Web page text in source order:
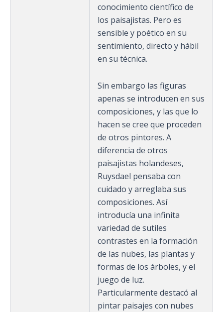
conocimiento científico de
los paisajistas. Pero es
sensible y poético en su
sentimiento, directo y hábil
en su técnica.
Sin embargo las figuras
apenas se introducen en sus
composiciones, y las que lo
hacen se cree que proceden
de otros pintores. A
diferencia de otros
paisajistas holandeses,
Ruysdael pensaba con
cuidado y arreglaba sus
composiciones. Así
introducía una infinita
variedad de sutiles
contrastes en la formación
de las nubes, las plantas y
formas de los árboles, y el
juego de luz.
Particularmente destacó al
pintar paisajes con nubes